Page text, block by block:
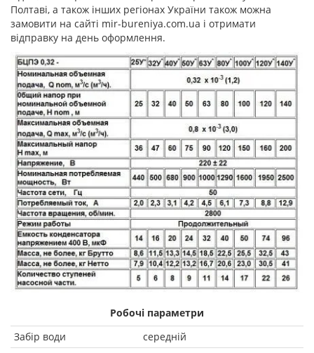
Полтаві, а також інших регіонах України також можна
замовити на сайті mir-bureniya.com.ua і отримати
відправку на день оформлення.
Робочі параметри
Забір води
середній